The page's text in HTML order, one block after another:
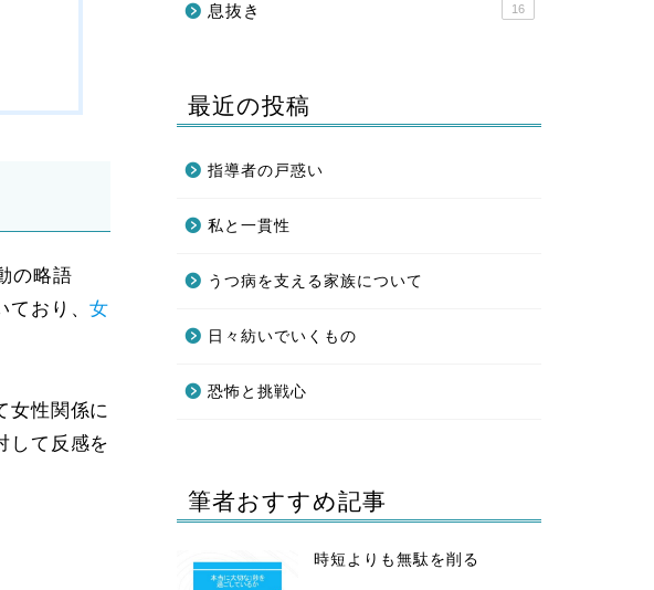
の略語
ており、女
女性関係に
して反感を
息抜き 16
最近の投稿
指導者の戸惑い
私と一貫性
うつ病を支える家族について
日々紡いでいくもの
恐怖と挑戦心
筆者おすすめ記事
時短よりも無駄を削る